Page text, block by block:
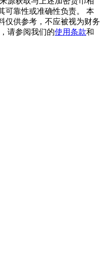
可靠性或准确性负责。 本
仅供参考，不应被视为财务
请参阅我们的使用条款和